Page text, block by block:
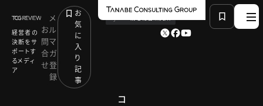
経営者の
決断をサ
ポートす
るメディ
ア
お
問
合
せ
メ
ル
マ
ガ
登
録
お
気
に
入
り
記
事
コ